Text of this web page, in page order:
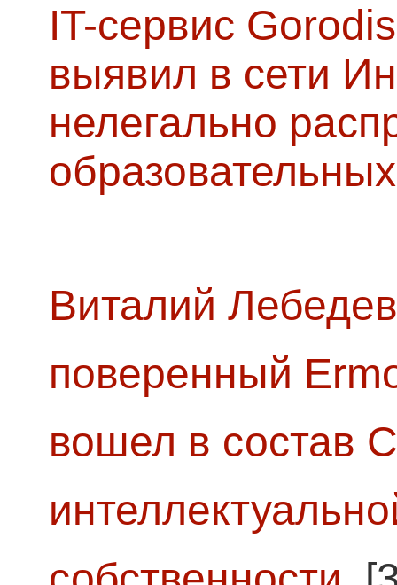
IT-сервис
выявил в сети
нелегально
Виталий
поверенный
вошел в состав